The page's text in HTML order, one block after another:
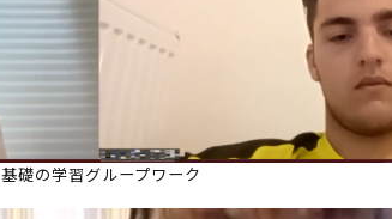
基礎の学習グループワーク